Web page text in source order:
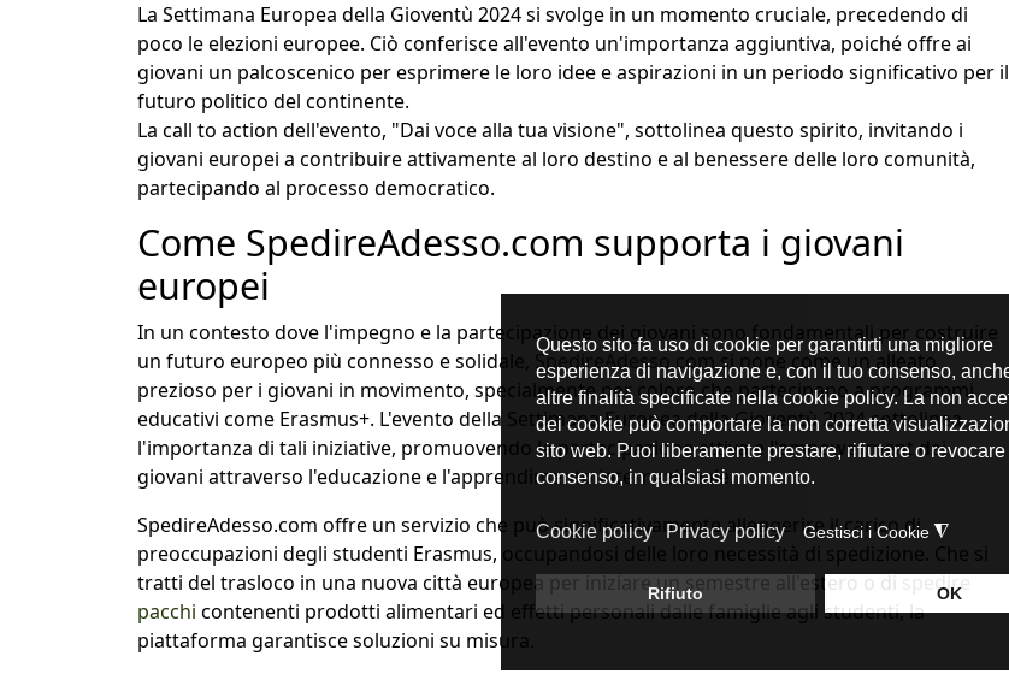
La Settimana Europea della Gioventù 2024 si svolge in un momento cruciale, precedendo di
poco le elezioni europee. Ciò conferisce all'evento un'importanza aggiuntiva, poiché offre ai
giovani un palcoscenico per esprimere le loro idee e aspirazioni in un periodo significativo per il
futuro politico del continente.
La call to action dell'evento, "Dai voce alla tua visione", sottolinea questo spirito, invitando i
giovani europei a contribuire attivamente al loro destino e al benessere delle loro comunità,
partecipando al processo democratico.
Come SpedireAdesso.com supporta i giovani
europei
In un contesto dove l'impegno e la partecipazione dei giovani sono fondamentali per costruire
un futuro europeo più connesso e solidale, SpedireAdesso.comsi pone come un alleato
prezioso per i giovani in movimento, specialmente per coloro che partecipano a programmi
educativi come Erasmus+. L'evento della Settimana Europea della Gioventù 2024 sottolinea
l'importanza di tali iniziative, promuovendo la partecipazione attiva e l'empowerment dei
giovani attraverso l'educazione e l'apprendimento internazionale.
SpedireAdesso.com offre un servizio che può significativamente alleggerire il carico di
preoccupazioni degli studenti Erasmus, occupandosi delle loro necessità di spedizione. Che si
tratti del trasloco in una nuova città europea per iniziare un semestre all'estero o dispedire
pacchi contenenti prodotti alimentari ed effetti personali dalle famiglie agli studenti, la
piattaforma garantisce soluzioni su misura.